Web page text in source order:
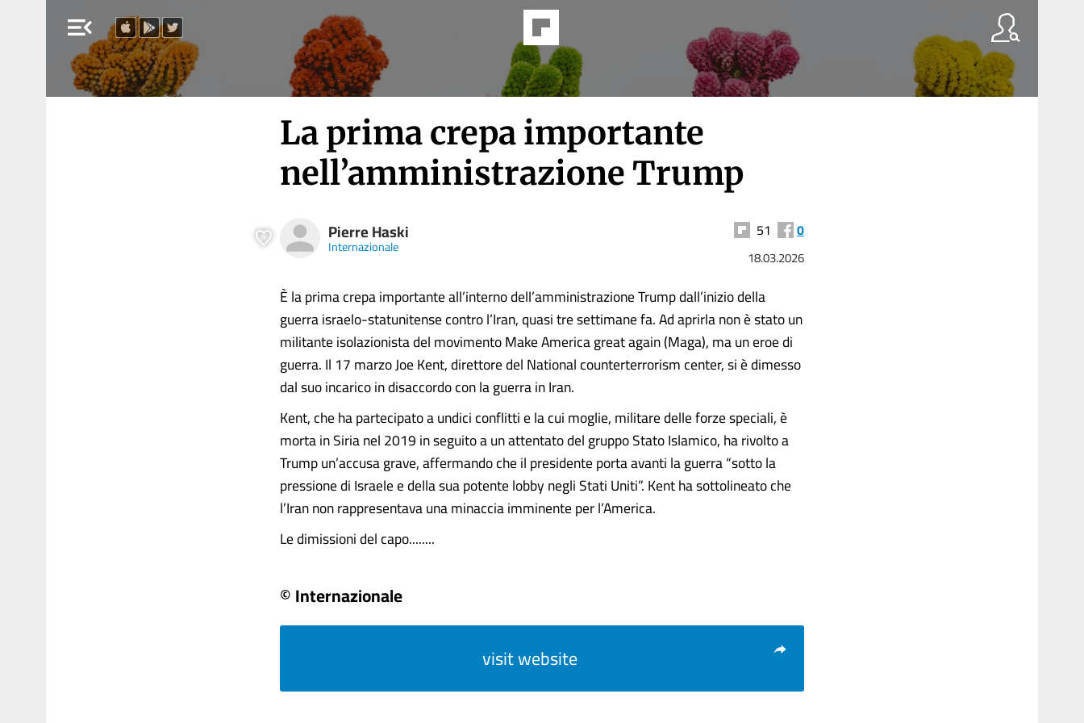
menu_open
La prima crepa importante
nell’amministrazione Trump
Pierre Haski
Internazionale
51 0
18.03.2026
È la prima crepa importante all’interno dell’amministrazione Trump dall’inizio della
guerra israelo-statunitense contro l’Iran, quasi tre settimane fa. Ad aprirla non è stato un
militante isolazionista del movimento Make America great again (Maga), ma un eroe di
guerra. Il 17 marzo Joe Kent, direttore del National counterterrorism center, si è dimesso
dal suo incarico in disaccordo con la guerra in Iran.
Kent, che ha partecipato a undici conflitti e la cui moglie, militare delle forze speciali, è
morta in Siria nel 2019 in seguito a un attentato del gruppo Stato Islamico, ha rivolto a
Trump un’accusa grave, affermando che il presidente porta avanti la guerra “sotto la
pressione di Israele e della sua potente lobby negli Stati Uniti”. Kent ha sottolineato che
l’Iran non rappresentava una minaccia imminente per l’America.
Le dimissioni del capo........
© Internazionale
visit website